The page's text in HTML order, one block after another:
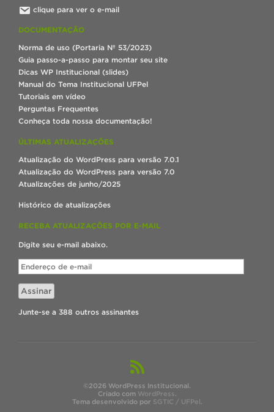
clique para ver o e-mail
DOCUMENTAÇÃO
Norma de uso (Portaria Nº 53/2023)
Guia passo-a-passo para montar seu site
Dicas WP Institucional (slides)
Manual do Tema Institucional UFPel
Tutoriais em vídeo
Perguntas Frequentes
Conheça toda nossa documentação!
ÚLTIMAS ATUALIZAÇÕES
Atualização do WordPress para versão 7.0.1
Atualização do WordPress para versão 7.0
Atualizações de junho/2025
Histórico de atualizações
RECEBA ATUALIZAÇÕES POR E-MAIL
Digite seu e-mail abaixo.
Endereço
de
e-
mail
Assinar
Junte-se a 388 outros assinantes
©2026 WordPress Institucional.
Criado com WordPress.
Tema desenvolvido por SGTIC / UFPel.